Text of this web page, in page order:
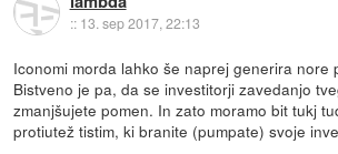
:: 13. sep 2017, 22:13
Iconomi morda lahko še naprej generira nore
Bistveno je pa, da se investitorji zavedanjo
zmanjšujete pomen. In zato moramo bit tukj
protiutež tistim, ki branite (pumpate) svoje